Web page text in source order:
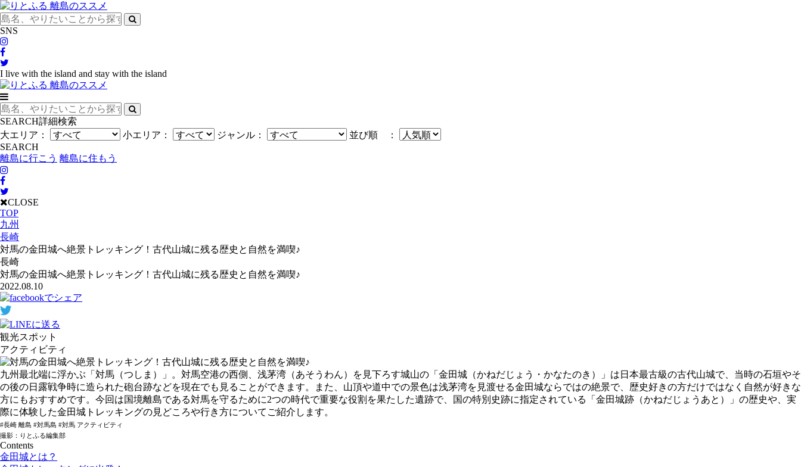
SNS
I live with the island and stay with the island
SEARCH詳細検索
大エリア：
小エリア： ジャンル：
並び順 ：
SEARCH
離島に行こう 離島に住もう
CLOSE
TOP
九州
長崎
対馬の金田城へ絶景トレッキング！古代山城に残る歴史と自然を満喫♪
長崎
対馬の金田城へ絶景トレッキング！古代山城に残る歴史と自然を満喫♪
2022.08.10
観光スポット
アクティビティ
九州最北端に浮かぶ「対馬（つしま）」。対馬空港の西側、浅茅湾（あそうわん）を見下ろす城山の「金田城（かねだじょう・かなたのき）」は日本最古級の古代山城で、当時の石垣やそ
の後の日露戦争時に造られた砲台跡などを現在でも見ることができます。また、山頂や道中での景色は浅茅湾を見渡せる金田城ならではの絶景で、歴史好きの方だけではなく自然が好きな
方にもおすすめです。今回は国境離島である対馬を守るために2つの時代で重要な役割を果たした遺跡で、国の特別史跡に指定されている「金田城跡（かねだじょうあと）」の歴史や、実
際に体験した金田城トレッキングの見どころや行き方についてご紹介します。
#長崎 離島 #対馬島 #対馬 アクティビティ
撮影：りとふる編集部
Contents
金田城とは？